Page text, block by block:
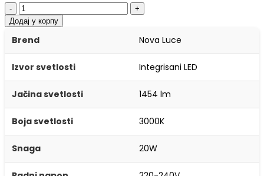
-
+
Додај у корпу
Brend Nova Luce
Izvor svetlosti Integrisani LED
Jačina svetlosti 1454 lm
Boja svetlosti 3000K
Snaga 20W